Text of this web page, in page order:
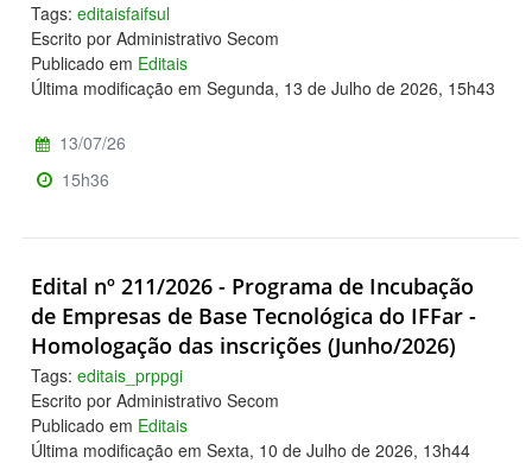
Tags: editaisfaifsul
Escrito por Administrativo Secom
Publicado em Editais
Última modificação em Segunda, 13 de Julho de 2026, 15h43
13/07/26
15h36
Edital nº 211/2026 - Programa de Incubação
de Empresas de Base Tecnológica do IFFar -
Homologação das inscrições (Junho/2026)
Tags: editais_prppgi
Escrito por Administrativo Secom
Publicado em Editais
Última modificação em Sexta, 10 de Julho de 2026, 13h44